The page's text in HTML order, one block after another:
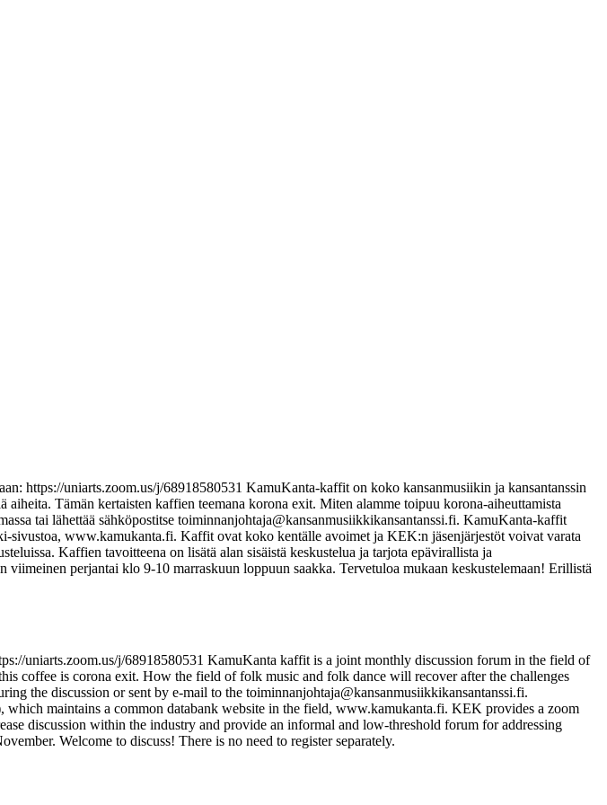
https://uniarts.zoom.us/j/68918580531 KamuKanta-kaffit on koko kansanmusiikin ja kansantanssin
Tämän kertaisten kaffien teemana korona exit. Miten alamme toipuu korona-aiheuttamista
tai lähettää sähköpostitse toiminnanjohtaja@kansanmusiikkikansantanssi.fi. KamuKanta-kaffit
sivustoa, www.kamukanta.fi. Kaffit ovat koko kentälle avoimet ja KEK:n jäsenjärjestöt voivat varata
Kaffien tavoitteena on lisätä alan sisäistä keskustelua ja tarjota epävirallista ja
perjantai klo 9-10 marraskuun loppuun saakka. Tervetuloa mukaan keskustelemaan! Erillistä
uniarts.zoom.us/j/68918580531 KamuKanta kaffit is a joint monthly discussion forum in the field of
coffee is corona exit. How the field of folk music and folk dance will recover after the challenges
the discussion or sent by e-mail to the toiminnanjohtaja@kansanmusiikkikansantanssi.fi.
maintains a common databank website in the field, www.kamukanta.fi. KEK provides a zoom
discussion within the industry and provide an informal and low-threshold forum for addressing
Welcome to discuss! There is no need to register separately.